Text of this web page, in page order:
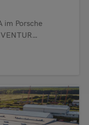
im Porsche